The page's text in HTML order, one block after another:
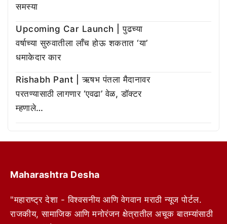
समस्या
Upcoming Car Launch | पुढच्या
वर्षाच्या सुरुवातीला लाँच होऊ शकतात ‘या’
धमाकेदार कार
Rishabh Pant | ऋषभ पंतला मैदानावर
परतण्यासाठी लागणार ‘एवढा’ वेळ, डॉक्टर
म्हणाले…
Maharashtra Desha
"महाराष्ट्र देशा - विश्वसनीय आणि वेगवान मराठी न्यूज पोर्टल.
राजकीय, सामाजिक आणि मनोरंजन क्षेत्रातील अचूक बातम्यांसाठी